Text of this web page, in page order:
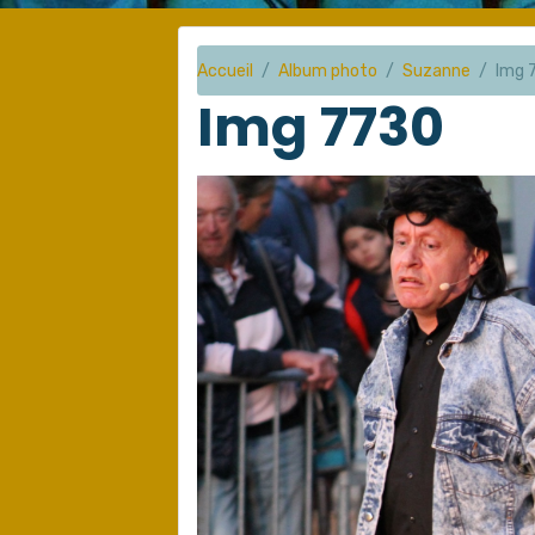
Accueil Album photo Suzanne Img
Img 7730